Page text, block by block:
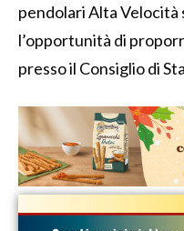
pendolari Alta
l’opportunità di
presso il Consiglio di